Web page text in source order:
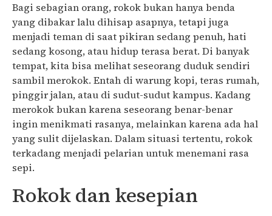
Bagi sebagian orang, rokok bukan hanya benda
yang dibakar lalu dihisap asapnya, tetapi juga
menjadi teman di saat pikiran sedang penuh, hati
sedang kosong, atau hidup terasa berat. Di banyak
tempat, kita bisa melihat seseorang duduk sendiri
sambil merokok. Entah di warung kopi, teras rumah,
pinggir jalan, atau di sudut-sudut kampus. Kadang
merokok bukan karena seseorang benar-benar
ingin menikmati rasanya, melainkan karena ada hal
yang sulit dijelaskan. Dalam situasi tertentu, rokok
terkadang menjadi pelarian untuk menemani rasa
sepi.
Rokok dan kesepian